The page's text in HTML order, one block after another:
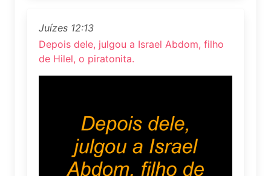
Juízes 12:13
Depois dele, julgou a Israel Abdom, filho
de Hilel, o piratonita.